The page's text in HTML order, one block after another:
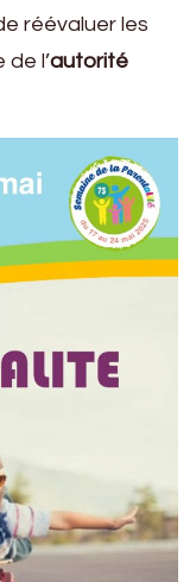
réévaluer les
l’autorité